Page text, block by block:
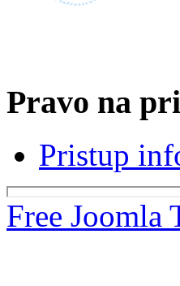
Pravo na
Pristup
Free Joomla